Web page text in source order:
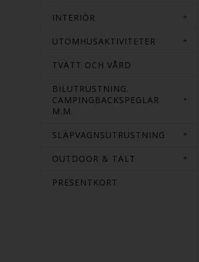
INTERIÖR
UTOMHUSAKTIVITETER
TVÄTT OCH VÅRD
BILUTRUSTNING.
CAMPINGBACKSPEGLAR
M.M.
SLÄPVAGNSUTRUSTNING
OUTDOOR & TÄLT
PRESENTKORT